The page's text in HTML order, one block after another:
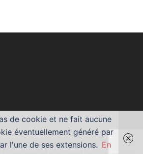
Fièrement propulsé parSydney
de cookie et ne fait aucune
éventuellement généré par
l'une de ses extensions. En